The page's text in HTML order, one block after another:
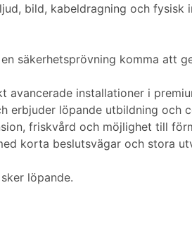
bild, kabeldragning och fysisk
säkerhetsprövning komma att
avancerade installationer i
erbjuder löpande utbildning och
friskvård och möjlighet till
korta beslutsvägar och stora
löpande.